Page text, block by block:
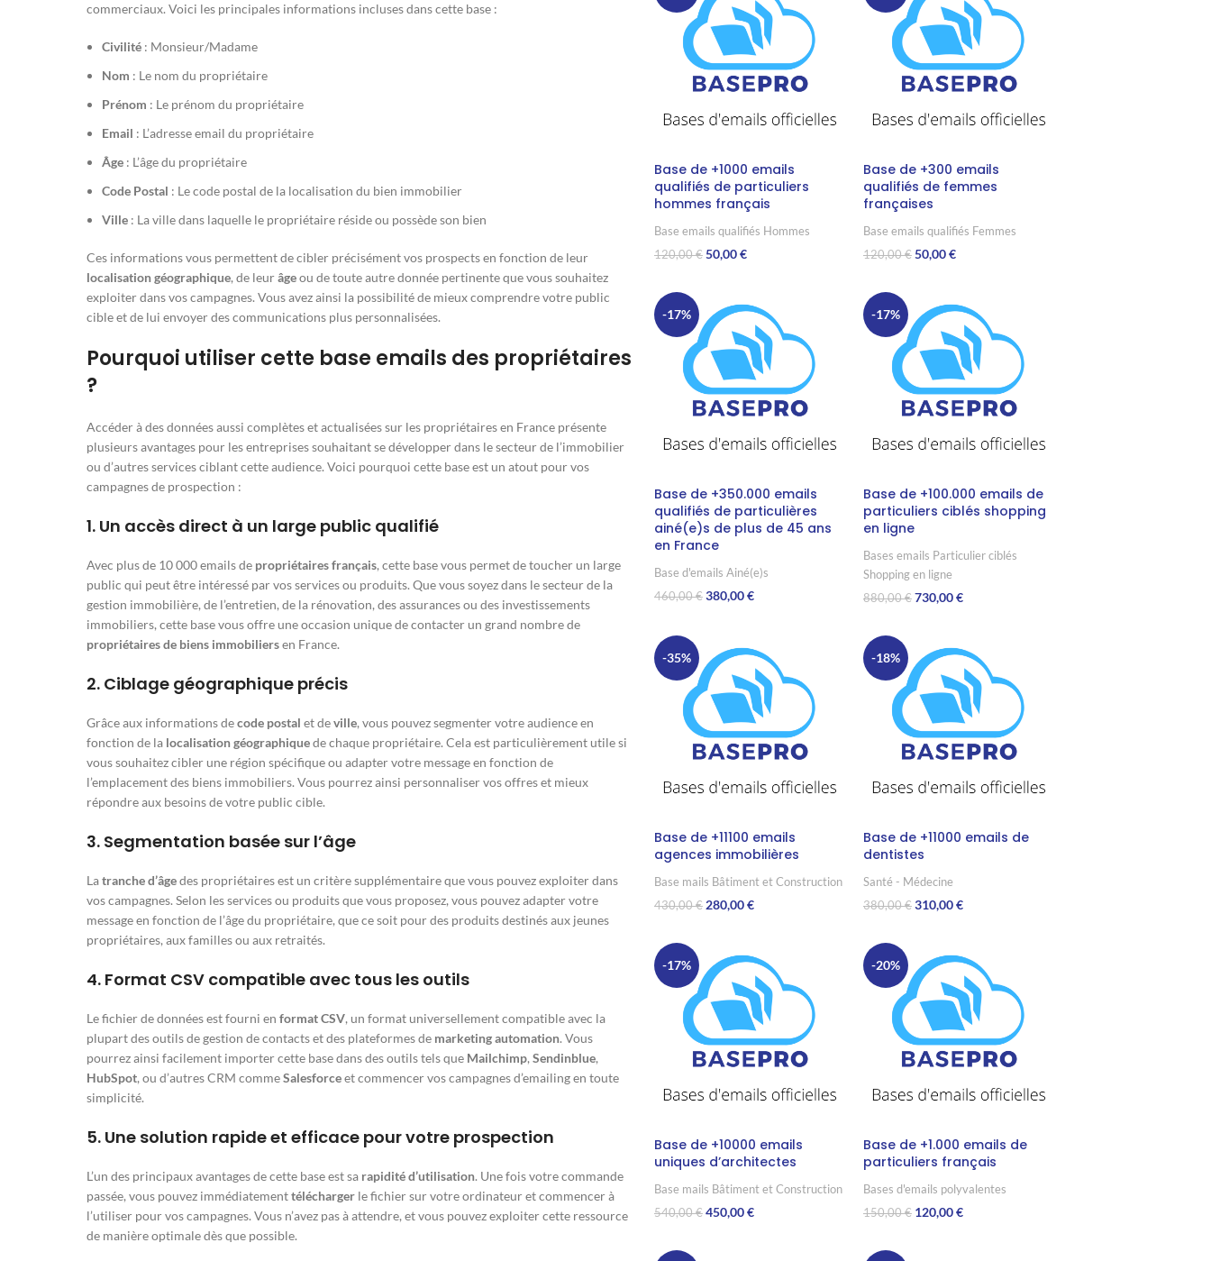
commerciaux. Voici les principales informations incluses dans cette base :
Civilité : Monsieur/Madame
Nom : Le nom du propriétaire
Prénom : Le prénom du propriétaire
Email : L’adresse email du propriétaire
Âge : L’âge du propriétaire
Code Postal : Le code postal de la localisation du bien immobilier
Ville : La ville dans laquelle le propriétaire réside ou possède son bien
Ces informations vous permettent de cibler précisément vos prospects en fonction de leur
localisation géographique, de leurâgeou de toute autre donnée pertinente que vous souhaitez
exploiter dans vos campagnes. Vous avez ainsi la possibilité de mieux comprendre votre public
cible et de lui envoyer des communications plus personnalisées.
Pourquoi utiliser cette base emails des propriétaires
?
Accéder à des données aussi complètes et actualisées sur les propriétaires en France présente
plusieurs avantages pour les entreprises souhaitant se développer dans le secteur de l’immobilier
ou d’autres services ciblant cette audience. Voici pourquoi cette base est un atout pour vos
campagnes de prospection :
1. Un accès direct à un large public qualifié
Avec plus de 10 000 emails de propriétaires français, cette base vous permet de toucher un large
public qui peut être intéressé par vos services ou produits. Que vous soyez dans le secteur de la
gestion immobilière, de l’entretien, de la rénovation, des assurances ou des investissements
immobiliers, cette base vous offre une occasion unique de contacter un grand nombre de
propriétaires de biens immobiliersen France.
2. Ciblage géographique précis
Grâce aux informations decode postal et deville, vous pouvez segmenter votre audience en
fonction de la localisation géographiquede chaque propriétaire. Cela est particulièrement utile si
vous souhaitez cibler une région spécifique ou adapter votre message en fonction de
l’emplacement des biens immobiliers. Vous pourrez ainsi personnaliser vos offres et mieux
répondre aux besoins de votre public cible.
3. Segmentation basée sur l’âge
Latranche d’âgedes propriétaires est un critère supplémentaire que vous pouvez exploiter dans
vos campagnes. Selon les services ou produits que vous proposez, vous pouvez adapter votre
message en fonction de l’âge du propriétaire, que ce soit pour des produits destinés aux jeunes
propriétaires, aux familles ou aux retraités.
4. Format CSV compatible avec tous les outils
Le fichier de données est fourni en format CSV, un format universellement compatible avec la
plupart des outils de gestion de contacts et des plateformes de marketing automation. Vous
pourrez ainsi facilement importer cette base dans des outils tels que Mailchimp,Sendinblue,
HubSpot, ou d’autres CRM commeSalesforceet commencer vos campagnes d’emailing en toute
simplicité.
5. Une solution rapide et efficace pour votre prospection
L’un des principaux avantages de cette base est sa rapidité d’utilisation. Une fois votre commande
passée, vous pouvez immédiatementtélécharger le fichier sur votre ordinateur et commencer à
l’utiliser pour vos campagnes. Vous n’avez pas à attendre, et vous pouvez exploiter cette ressource
de manière optimale dès que possible.
Base de +1000 emails
qualifiés de particuliers
hommes français
Base emails qualifiés Hommes
120,00€ 50,00€
Base de +300 emails
qualifiés de femmes
françaises
Base emails qualifiés Femmes
120,00€ 50,00€
-17%
Base de +350.000 emails
qualifiés de particulières
ainé(e)s de plus de 45 ans
en France
Base d'emails Ainé(e)s
460,00€ 380,00€
-17%
Base de +100.000 emails de
particuliers ciblés shopping
en ligne
Bases emails Particulier ciblés
Shopping en ligne
880,00€ 730,00€
-35%
Base de +11100 emails
agences immobilières
Base mails Bâtiment et Construction
430,00€ 280,00€
-18%
Base de +11000 emails de
dentistes
Santé - Médecine
380,00€ 310,00€
-17%
Base de +10000 emails
uniques d’architectes
Base mails Bâtiment et Construction
540,00€ 450,00€
-20%
Base de +1.000 emails de
particuliers français
Bases d'emails polyvalentes
150,00€ 120,00€